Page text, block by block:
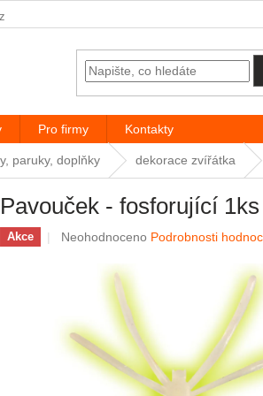
Pro firmy Kontakty
paruky, doplňky dekorace zvířátka
Pavouček - fosforující 1ks
Akce Průměrné hodnocení produktu je
Neohodnoceno Podrobnosti